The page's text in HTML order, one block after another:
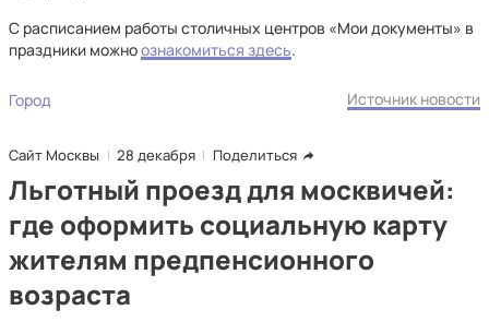
С расписанием работы столичных центров «Мои документы» в
праздники можноознакомиться здесь.
Город Источник новости
Сайт Москвы 28 декабря Поделиться
Льготный проезд для москвичей:
где оформить социальную карту
жителям предпенсионного
возраста